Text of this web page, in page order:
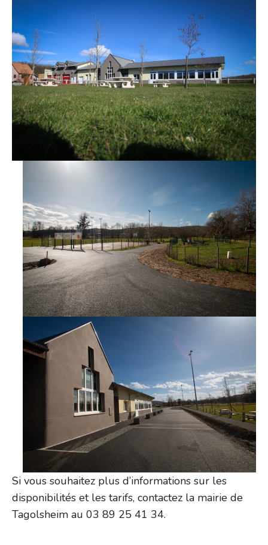
Si vous souhaitez plus d’informations sur les
disponibilités et les tarifs, contactez la mairie de
Tagolsheim au 03 89 25 41 34.